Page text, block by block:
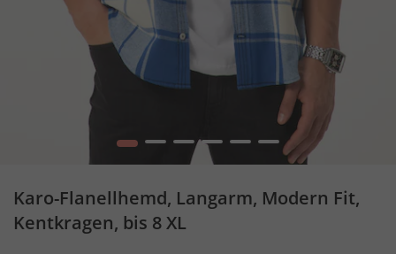
1 2 3 4 5 6
Karo-Flanellhemd, Langarm, Modern Fit,
Kentkragen, bis 8 XL